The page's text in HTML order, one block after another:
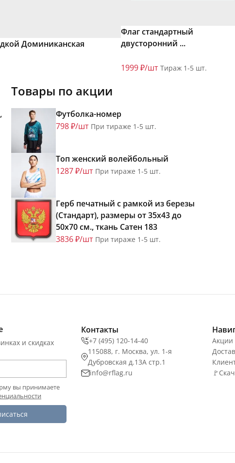
Доминиканская
Флаг стандартный
двусторонний ...
1999 ₽/шт Тираж 1-5 шт.
Товары по акции
Футболка-номер
798 ₽/шт При тираже 1-5 шт.
Топ женский волейбольный
1287 ₽/шт При тираже 1-5 шт.
Герб печатный с рамкой из березы
(Стандарт), размеры от 35х43 до
50х70 см., ткань Сатен 183
3836 ₽/шт При тираже 1-5 шт.
и скидках
вы принимаете
Контакты
+7 (495) 120-14-40
115088, г. Москва, ул. 1-я
Дубровская д.13А стр.1
info@rflag.ru
Акции